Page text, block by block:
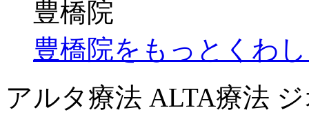
豊橋院をもっとくわ
アルタ療法 ALTA療法